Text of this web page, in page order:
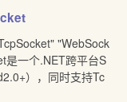
"WebSock
是一个.NET跨平台S
），同时支持Tc